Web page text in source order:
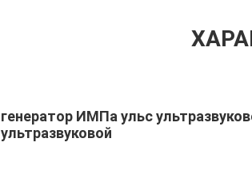
генератор ИМПа ульс
ультразвуковой